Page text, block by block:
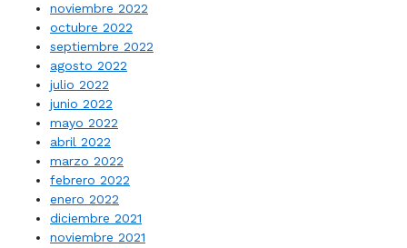
noviembre 2022
octubre 2022
septiembre 2022
agosto 2022
julio 2022
junio 2022
mayo 2022
abril 2022
marzo 2022
febrero 2022
enero 2022
diciembre 2021
noviembre 2021